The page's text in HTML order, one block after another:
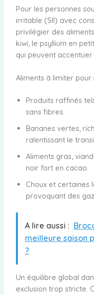
Pour les personnes
irritable (SII) avec
privilégier des
kiwi, le psyllium en
qui peuvent accentuer
Aliments à limiter
Produits raffinés
sans fibres.
Bananes vertes,
ralentissant le
Aliments gras,
noir fort en cacao.
Choux et certaines
provoquant des gaz.
A lire aussi :
meilleure saison
?
Un équilibre global
exclusion trop stricte.